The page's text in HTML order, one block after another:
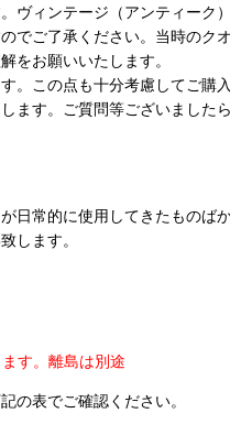
ヴィンテージ（アンティー
ご了承ください。当時のク
をお願いいたします。
この点も十分考慮してご購
ます。ご質問等ございました
日常的に使用してきたもの
します。
す。 離島は別途
の表でご確認ください。